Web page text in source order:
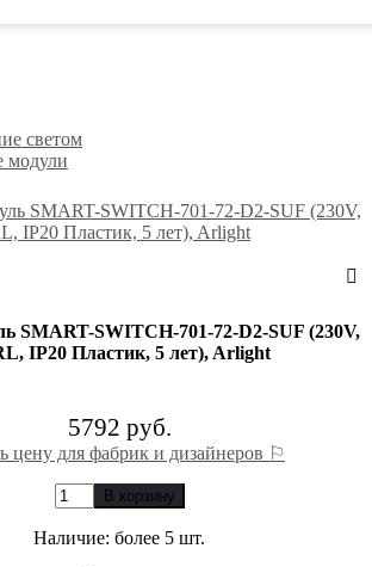
светом
модули
SMART-SWITCH-701-72-D2-SUF (230V,
IP20 Пластик, 5 лет), Arlight
5792 руб.
цену для фабрик и дизайнеров ⚐
В корзину
Наличие: более 5 шт.